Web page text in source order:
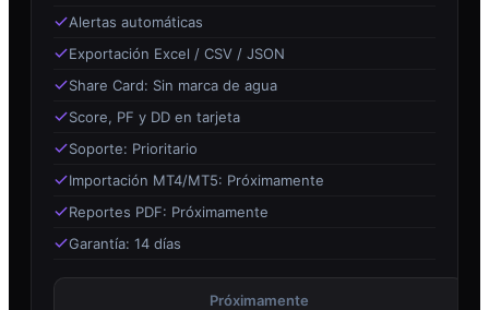
Alertas automáticas
Exportación Excel / CSV / JSON
Share Card: Sin marca de agua
Score, PF y DD en tarjeta
Soporte: Prioritario
Importación MT4/MT5: Próximamente
Reportes PDF: Próximamente
Garantía: 14 días
Próximamente